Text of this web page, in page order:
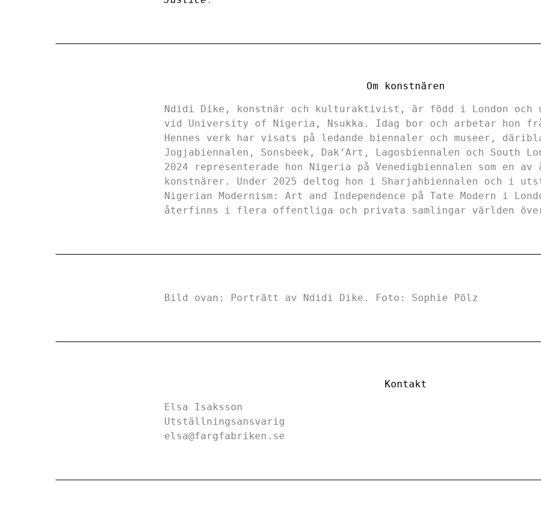
Om konstnären
Ndidi Dike, konstnär och kulturaktivist, är född i London
vid University of Nigeria, Nsukka. Idag bor och arbetar hon
Hennes verk har visats på ledande biennaler och museer,
Jogjabiennalen, Sonsbeek, Dak’Art, Lagosbiennalen och South
2024 representerade hon Nigeria på Venedigbiennalen som en
konstnärer. Under 2025 deltog hon i Sharjahbiennalen och i
Nigerian Modernism: Art and Independence på Tate Modern i
återfinns i flera offentliga och privata samlingar världen
Bild ovan: Porträtt av Ndidi Dike. Foto: Sophie Pölz
Kontakt
Elsa Isaksson
Utställningsansvarig
elsa@fargfabriken.se